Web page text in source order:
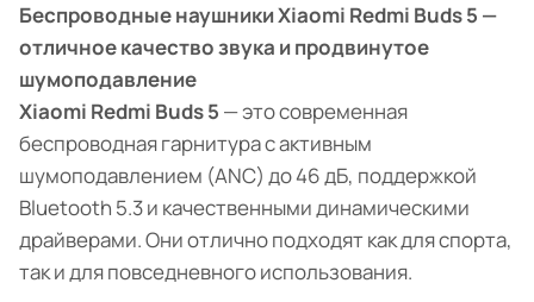
Беспроводные наушники Xiaomi Redmi Buds 5 —
отличное качество звука и продвинутое
шумоподавление
Xiaomi Redmi Buds 5 — это современная
беспроводная гарнитура с активным
шумоподавлением (ANC) до 46 дБ, поддержкой
Bluetooth 5.3 и качественными динамическими
драйверами. Они отлично подходят как для спорта,
так и для повседневного использования.